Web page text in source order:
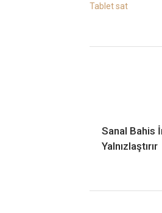
Tablet sat
Sanal Bahis
Yalnızlaştırır